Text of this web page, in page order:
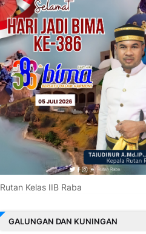
Rutan Kelas IIB Raba
GALUNGAN DAN KUNINGAN